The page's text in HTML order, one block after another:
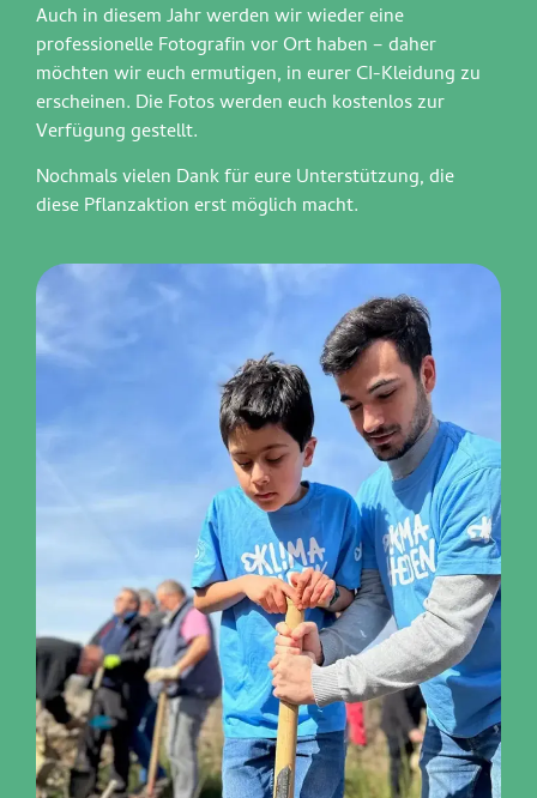
Auch in diesem Jahr werden wir wieder eine
professionelle Fotografin vor Ort haben – daher
möchten wir euch ermutigen, in eurer CI-Kleidung zu
erscheinen. Die Fotos werden euch kostenlos zur
Verfügung gestellt.
Nochmals vielen Dank für eure Unterstützung, die
diese Pflanzaktion erst möglich macht.